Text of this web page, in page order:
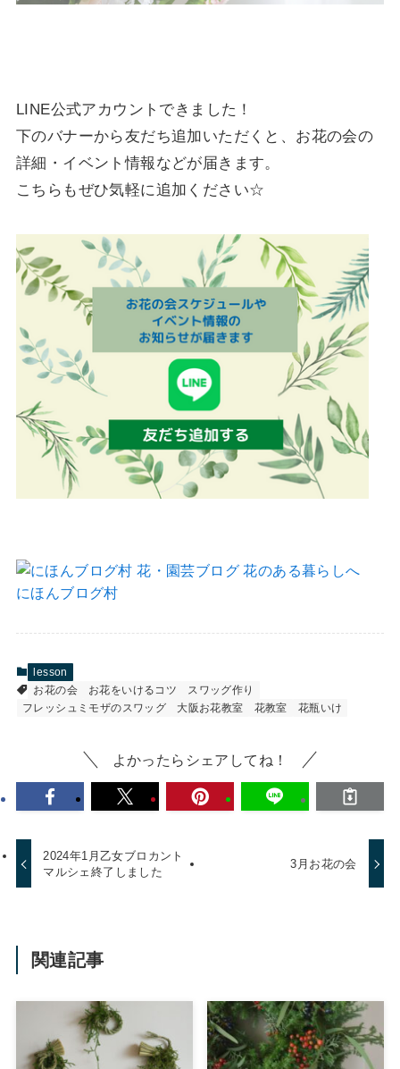
LINE公式アカウントできました！
下のバナーから友だち追加いただくと、お花の会の
詳細・イベント情報などが届きます。
こちらもぜひ気軽に追加ください☆
にほんブログ村
lesson
お花の会
お花をいけるコツ
スワッグ作り
フレッシュミモザのスワッグ
大阪お花教室 花教室 花瓶いけ
よかったらシェアしてね！
2024年1月乙女ブロカント
マルシェ終了しました
3月お花の会
関連記事